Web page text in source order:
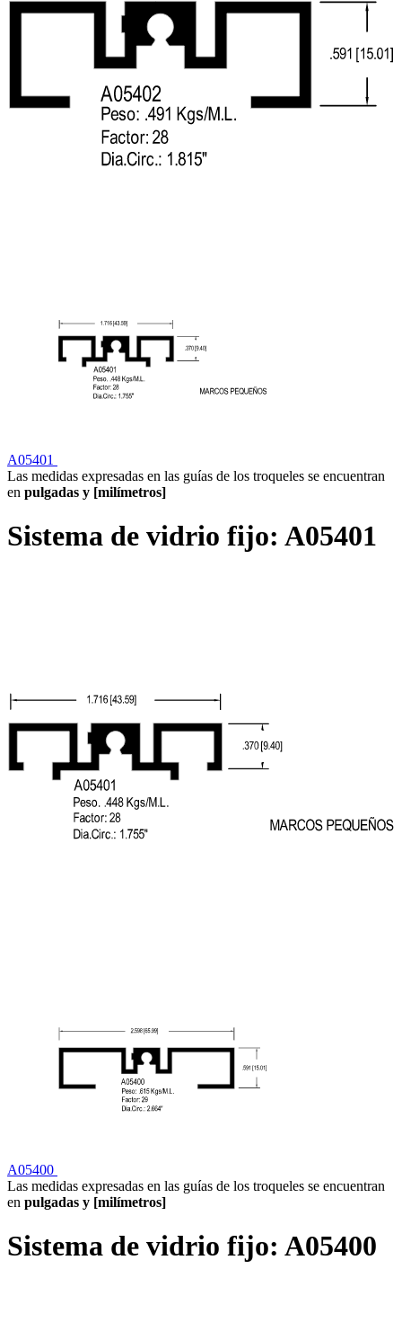
A05401
Las medidas expresadas en las guías de los troqueles se encuentran
en pulgadas y [milímetros]
Sistema de vidrio fijo: A05401
A05400
Las medidas expresadas en las guías de los troqueles se encuentran
en pulgadas y [milímetros]
Sistema de vidrio fijo: A05400